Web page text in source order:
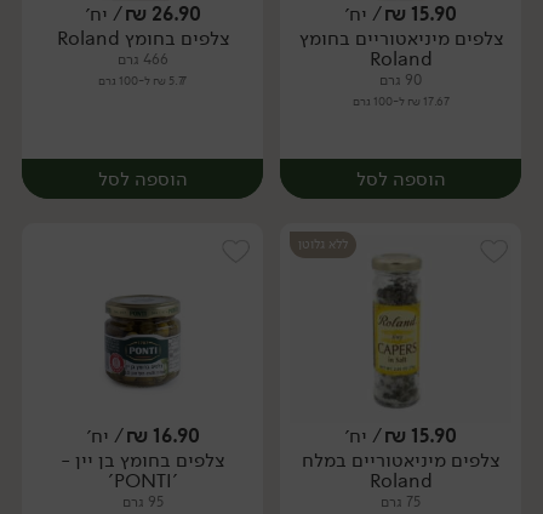
יח׳ יח׳
15.90
₪/ יח׳
צלפים מיניאטוריים בחומץ
Roland
90 גרם
17.67 ₪ ל-100 גרם
הוספה לסל
יח׳
26.90
₪/ יח׳
צלפים בחומץ Roland
466 גרם
5.77 ₪ ל-100 גרם
הוספה לסל
יח׳
ללא גלוטן
15.90
₪/ יח׳
צלפים מיניאטוריים במלח
Roland
75 גרם
16.90
₪/ יח׳
צלפים בחומץ בן יין -
'PONTI'
95 גרם